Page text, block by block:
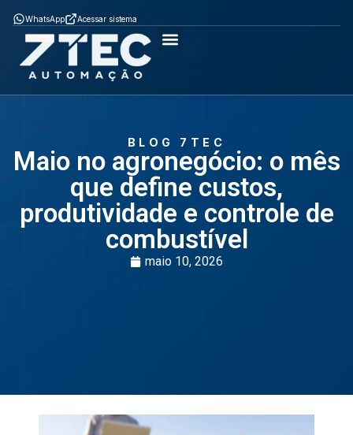
WhatsApp Acessar sistema
BLOG 7TEC
Maio no agronegócio: o mês
que define custos,
produtividade e controle de
combustível
maio 10, 2026